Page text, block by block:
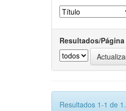
Resultados/Página
Resultados 1-1 de 1.